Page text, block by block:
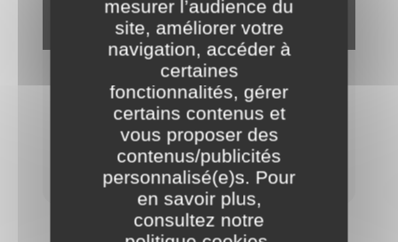
Alternances et stages
Tout savoir sur l'apprentissage, l'alternance,
les stages à la Commune nouvelle de Saint-
mesurer l’audience du
site, améliorer votre
navigation, accéder à
certaines
fonctionnalités, gérer
certains contenus et
vous proposer des
contenus/publicités
personnalisé(e)s. Pour
en savoir plus,
consultez notre